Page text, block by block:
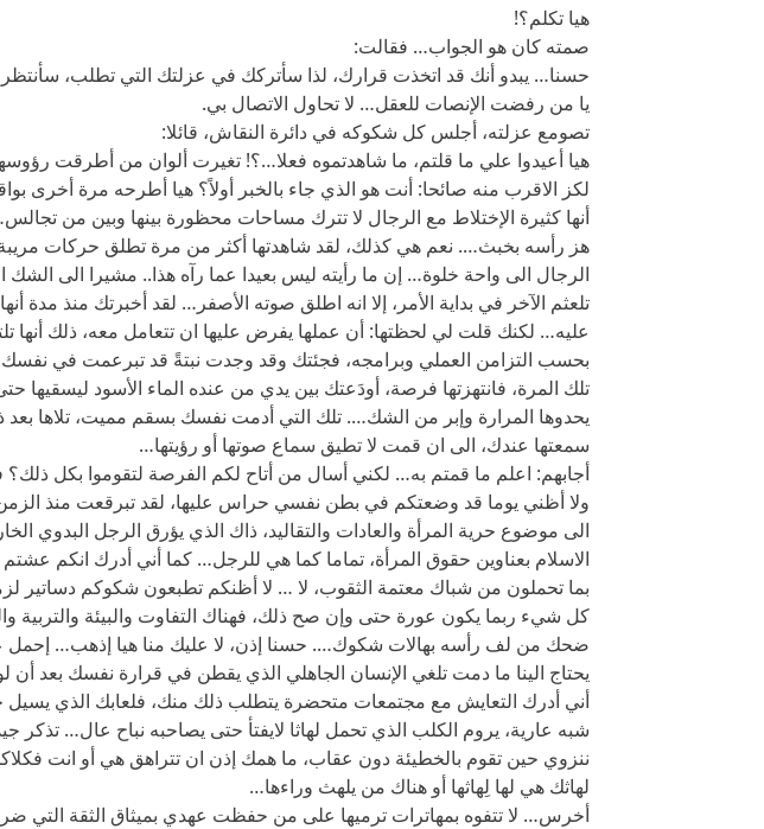
هيا تكلم؟!
صمته كان هو الجواب… فقالت:
حسنا… يبدو أنك قد اتخذت قرارك، لذا سأتركك في عزلتك التي تطلب،
يا من رفضت الإنصات للعقل… لا تحاول الاتصال بي.
تصومع عزلته، أجلس كل شكوكه في دائرة النقاش، قائلا:
هيا أعيدوا علي ما قلتم، ما شاهدتموه فعلا…؟! تغيرت ألوان من أطرقت
لكز الاقرب منه صائحا: أنت هو الذي جاء بالخبر أولاً؟ هيا أطرحه مرة أخرى
أنها كثيرة الإختلاط مع الرجال لا تترك مساحات محظورة بينها وبين من
هز رأسه بخبث…. نعم هي كذلك، لقد شاهدتها أكثر من مرة تطلق حركات
الرجال الى واحة خلوة… إن ما رأيته ليس بعيدا عما رآه هذا.. مشيرا الى الشك
تلعثم الآخر في بداية الأمر، إلا انه اطلق صوته الأصفر… لقد أخبرتك منذ مدة
عليه… لكنك قلت لي لحظتها: أن عملها يفرض عليها ان تتعامل معه، ذلك أنها
بحسب التزامن العملي وبرامجه، فجئتك وقد وجدت نبتةً قد تبرعمت في
تلك المرة، فانتهزتها فرصة، أودَعتك بين يدي من عنده الماء الأسود ليسقيها
يحدوها المرارة وإبر من الشك…. تلك التي أدمت نفسك بسقم مميت، تلاها
سمعتها عندك، الى ان قمت لا تطيق سماع صوتها أو رؤيتها…
أجابهم: اعلم ما قمتم به… لكني أسال من أتاح لكم الفرصة لتقوموا بكل ذلك؟
ولا أظني يوما قد وضعتكم في بطن نفسي حراس عليها، لقد تبرقعت منذ الزمن
الى موضوع حرية المرأة والعادات والتقاليد، ذاك الذي يؤرق الرجل البدوي
الاسلام بعناوين حقوق المرأة، تماما كما هي للرجل… كما أني أدرك انكم
بما تحملون من شباك معتمة الثقوب، لا … لا أظنكم تطبعون شكوكم دساتير
كل شيء ربما يكون عورة حتى وإن صح ذلك، فهناك التفاوت والبيئة والتربية
ضحك من لف رأسه بهالات شكوك…. حسنا إذن، لا عليك منا هيا إذهب… إحمل
يحتاج الينا ما دمت تلغي الإنسان الجاهلي الذي يقطن في قرارة نفسك بعد أن
أني أدرك التعايش مع مجتمعات متحضرة يتطلب ذلك منك، فلعابك الذي يسيل
شبه عارية، يروم الكلب الذي تحمل لهاثا لايفتأ حتى يصاحبه نباح عال… تذكر
ننزوي حين تقوم بالخطيئة دون عقاب، ما همك إذن ان تتراهق هي أو انت
لهاثك هي لها لِهاثها أو هناك من يلهث وراءها…
أخرس… لا تتفوه بمهاترات ترميها على من حفظت عهدي بميثاق الثقة التي